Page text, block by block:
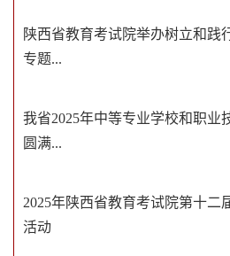
陕西省教育考试院举办树立和践
专题...
我省2025年中等专业学校和职业
圆满...
2025年陕西省教育考试院第十二
活动